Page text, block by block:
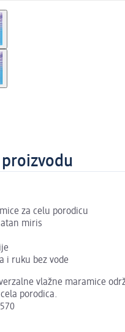
za celu porodicu
miris
i ruku bez vode
vlažne maramice
porodica.